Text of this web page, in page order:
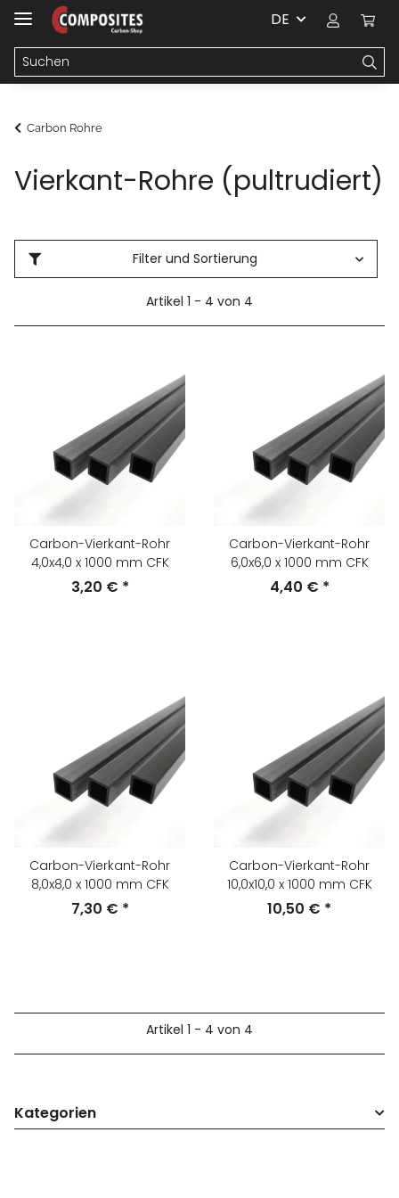
DE
Carbon Rohre
Vierkant-Rohre (pultrudiert)
Filter und Sortierung
Artikel 1 - 4 von 4
Carbon-Vierkant-Rohr
4,0x4,0 x 1000 mm CFK
3,20 € *
Carbon-Vierkant-Rohr
6,0x6,0 x 1000 mm CFK
4,40 € *
Carbon-Vierkant-Rohr
8,0x8,0 x 1000 mm CFK
7,30 € *
Carbon-Vierkant-Rohr
10,0x10,0 x 1000 mm CFK
10,50 € *
Artikel 1 - 4 von 4
Kategorien